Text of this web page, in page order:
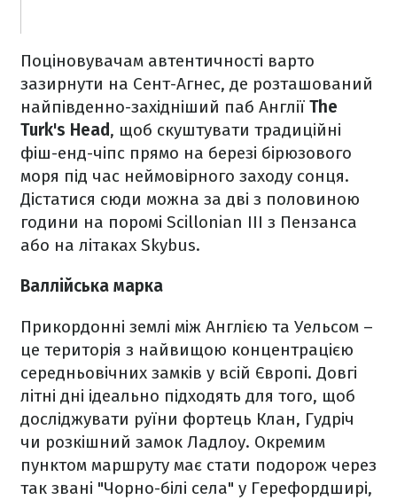
Поціновувачам автентичності варто
зазирнути на Сент-Агнес, де розташований
найпівденно-західніший паб Англії The
Turk's Head, щоб скуштувати традиційні
фіш-енд-чіпс прямо на березі бірюзового
моря під час неймовірного заходу сонця.
Дістатися сюди можна за дві з половиною
години на поромі Scillonian III з Пензанса
або на літаках Skybus.
Валлійська марка
Прикордонні землі між Англією та Уельсом –
це територія з найвищою концентрацією
середньовічних замків у всій Європі. Довгі
літні дні ідеально підходять для того, щоб
досліджувати руїни фортець Клан, Гудріч
чи розкішний замок Ладлоу. Окремим
пунктом маршруту має стати подорож через
так звані "Чорно-білі села" у Герефордширі,